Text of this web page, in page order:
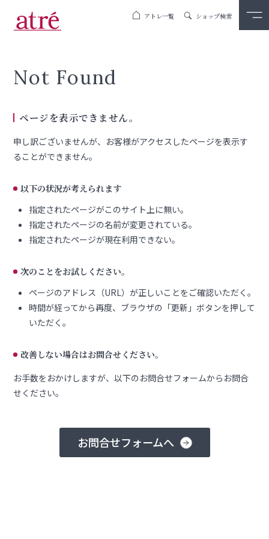
アトレ一覧 ショップ検索
Not Found
ページを表示できません。
申し訳ございませんが、お客様がアクセスしたページを表示す
ることができません。
以下の状況が考えられます
指定されたページがこのサイト上に無い。
指定されたページの名前が変更されている。
指定されたページが現在利用できない。
次のことをお試しください。
ページのアドレス（URL）が正しいことをご確認いただく。
時間が経ってから再度、ブラウザの「更新」ボタンを押して
いただく。
改善しない場合はお問合せください。
お手数をおかけしますが、以下のお問合せフォームからお問合
せください。
お問合せフォームへ